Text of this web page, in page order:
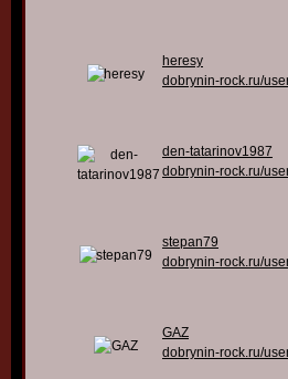
heresy
dobrynin-rock.ru/
den-tatarinov1987
dobrynin-rock.ru/
stepan79
dobrynin-rock.ru/
GAZ
dobrynin-rock.ru/